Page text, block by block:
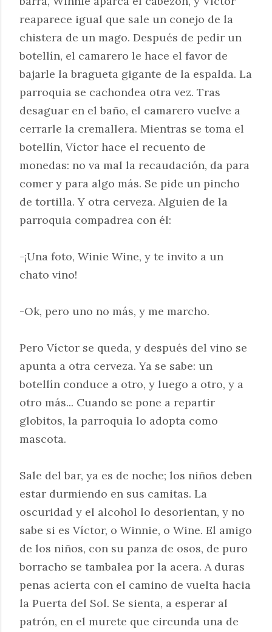
reaparece igual que sale un conejo de la
chistera de un mago. Después de pedir un
botellín, el camarero le hace el favor de
bajarle la bragueta gigante de la espalda. La
parroquia se cachondea otra vez. Tras
desaguar en el baño, el camarero vuelve a
cerrarle la cremallera. Mientras se toma el
botellín, Víctor hace el recuento de
monedas: no va mal la recaudación, da para
comer y para algo más. Se pide un pincho
de tortilla. Y otra cerveza. Alguien de la
parroquia compadrea con él:
-¡Una foto, Winie Wine, y te invito a un
chato vino!
-Ok, pero uno no más, y me marcho.
Pero Víctor se queda, y después del vino se
apunta a otra cerveza. Ya se sabe: un
botellín conduce a otro, y luego a otro, y a
otro más... Cuando se pone a repartir
globitos, la parroquia lo adopta como
mascota.
Sale del bar, ya es de noche; los niños deben
estar durmiendo en sus camitas. La
oscuridad y el alcohol lo desorientan, y no
sabe si es Víctor, o Winnie, o Wine. El amigo
de los niños, con su panza de osos, de puro
borracho se tambalea por la acera. A duras
penas acierta con el camino de vuelta hacia
la Puerta del Sol. Se sienta, a esperar al
patrón, en el murete que circunda una de